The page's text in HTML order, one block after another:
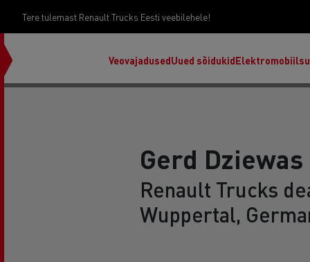
Tere tulemast Renault Trucks Eesti veebilehele!
VeovajadusedUued sõidukid
Gerd Dziewas
Renault Trucks
Wuppertal,